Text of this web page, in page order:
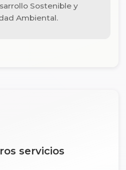
Sostenible y
Ambiental.
servicios